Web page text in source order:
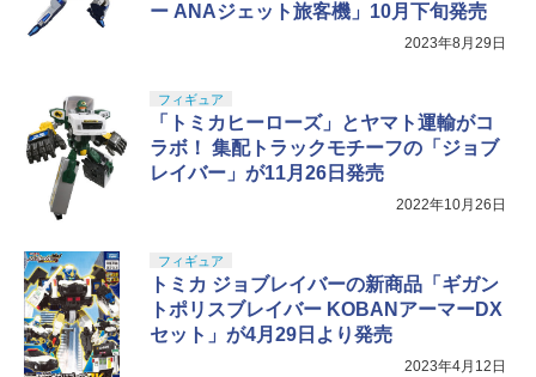
ー ANAジェット旅客機」10月下旬発売
2023年8月29日
フィギュア
「トミカヒーローズ」とヤマト運輸がコ
ラボ！ 集配トラックモチーフの「ジョブ
レイバー」が11月26日発売
2022年10月26日
フィギュア
トミカ ジョブレイバーの新商品「ギガン
トポリスブレイバー KOBANアーマーDX
セット」が4月29日より発売
2023年4月12日